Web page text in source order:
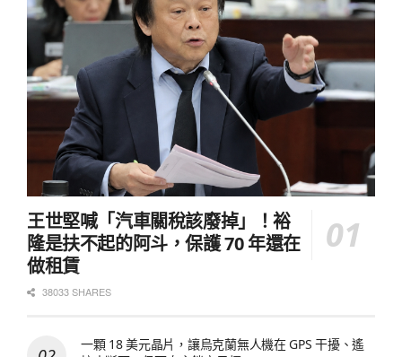
王世堅喊「汽車關稅該廢掉」！裕
隆是扶不起的阿斗，保護 70 年還在
做租賃
38033 SHARES
一顆 18 美元晶片，讓烏克蘭無人機在 GPS 干擾、遙